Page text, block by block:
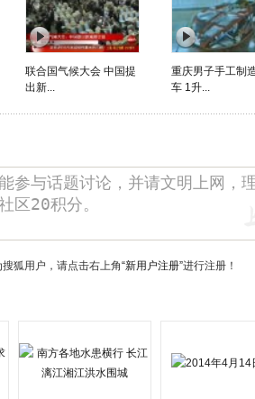
联合国气候大会 中国提
出新...
重庆男子手工制
车 1升...
狐用户，请点击右上角“新用户注册”进行注册！